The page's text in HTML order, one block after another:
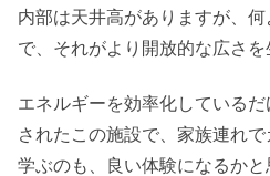
内部は天井高がありますが、
で、それがより開放的な広さを
エネルギーを効率化している
されたこの施設で、家族連れ
学ぶのも、良い体験になるかと